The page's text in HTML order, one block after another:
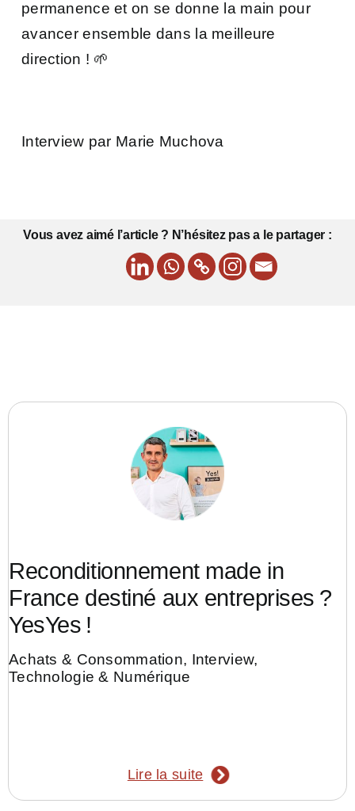
permanence et on se donne la main pour
avancer ensemble dans la meilleure
direction ! 🌱
Interview par Marie Muchova
Vous avez aimé l’article ? N’hésitez pas a le partager :
Reconditionnement made in
France destiné aux entreprises ?
YesYes !
Achats & Consommation, Interview,
Technologie & Numérique
Lire la suite